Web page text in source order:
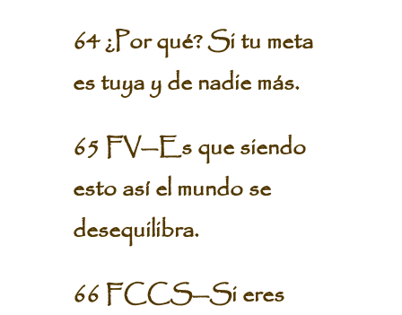
64 ¿Por qué? Si tu meta
es tuya y de nadie más.
65 FV—Es que siendo
esto así el mundo se
desequilibra.
66 FCCS—Si eres